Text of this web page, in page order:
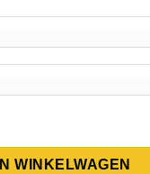
WINKELWAGEN